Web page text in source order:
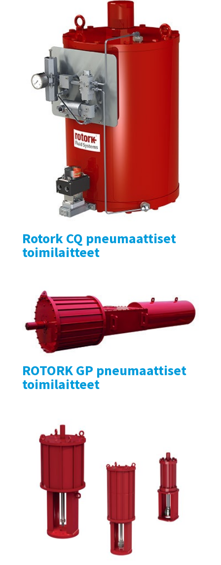
Rotork CQ pneumaattiset
toimilaitteet
ROTORK GP pneumaattiset
toimilaitteet